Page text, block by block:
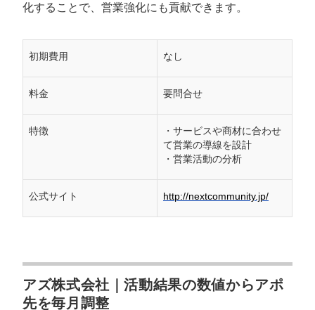
会社概要資料をダウンロー
ドする
サイトマッププライバシーポリシー
化することで、営業強化にも貢献できます。
初期費用 なし
料金 要問合せ
特徴
・サービスや商材に合わせ
て営業の導線を設計
・営業活動の分析
公式サイト http://nextcommunity.jp/
アズ株式会社｜活動結果の数値からアポ
先を毎月調整